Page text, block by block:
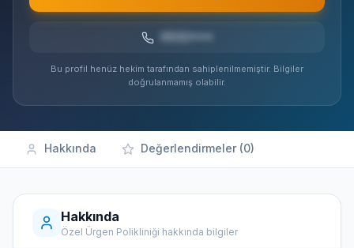
Bu profil henüz hekim tarafından sahiplenilmemiştir. Bilgiler
doğrulanmamış olabilir.
Hakkında Değerlendirmeler (0)
Hakkında
Özel Ürgen Polikliniği hakkında bilgiler